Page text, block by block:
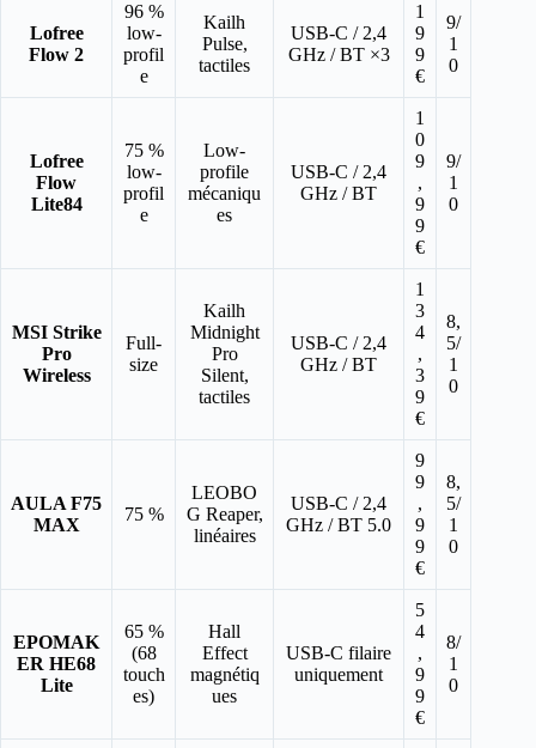
Lofree
Flow 2
96 %
low-
profil
e
Kailh
Pulse,
tactiles
USB-C / 2,4
GHz / BT ×3
1
9
9
€
9/
1
0
Lofree
Flow
Lite84
75 %
low-
profil
e
Low-
profile
mécaniqu
es
USB-C / 2,4
GHz / BT
1
0
9
,
9
9
€
9/
1
0
MSI Strike
Pro
Wireless
Full-
size
Kailh
Midnight
Pro
Silent,
tactiles
USB-C / 2,4
GHz / BT
1
3
4
,
3
9
€
8,
5/
1
0
AULA F75
MAX
75 %
LEOBO
G Reaper,
linéaires
USB-C / 2,4
GHz / BT 5.0
9
9
,
9
9
€
8,
5/
1
0
EPOMAK
ER HE68
Lite
65 %
(68
touch
es)
Hall
Effect
magnétiq
ues
USB-C filaire
uniquement
5
4
,
9
9
€
8/
1
0